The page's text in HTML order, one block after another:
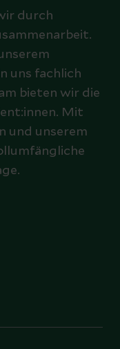
durch
uns fachlich
bieten wir die
Mit
und unserem